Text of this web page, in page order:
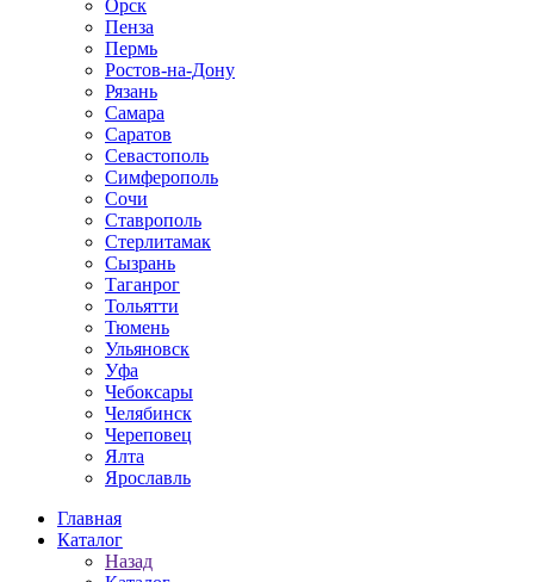
Орск
Пенза
Пермь
Ростов-на-Дону
Рязань
Самара
Саратов
Севастополь
Симферополь
Сочи
Ставрополь
Стерлитамак
Сызрань
Таганрог
Тольятти
Тюмень
Ульяновск
Уфа
Чебоксары
Челябинск
Череповец
Ялта
Ярославль
Главная
Каталог
Назад